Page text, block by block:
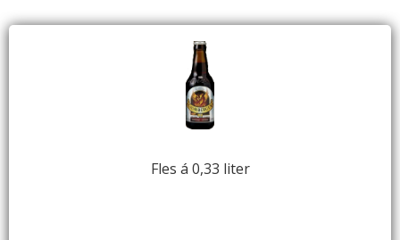
Fles á 0,33 liter